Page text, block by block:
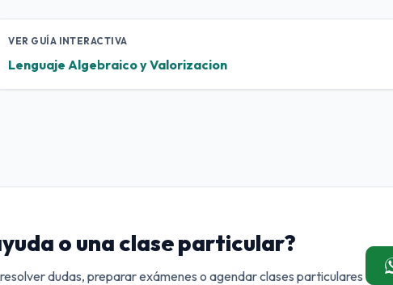
VER GUÍA INTERACTIVA
Lenguaje Algebraico y Valorizacion
o una clase particular?
dudas, preparar exámenes o agendar clases particulares